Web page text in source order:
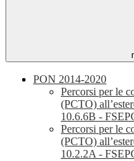
PON 2014-2020
Percorsi per le
(PCTO)
10.6.6B -
Percorsi per le
(PCTO)
10.2.2A -